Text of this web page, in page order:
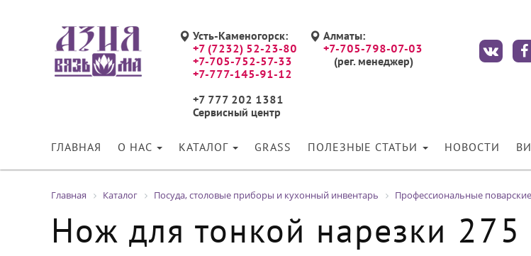
Усть-Каменогорск:
+7 (7232) 52-23-80
+7-705-752-57-33
+7-777-145-91-12
+7 777 202 1381
Сервисный центр
Алматы:
+7-705-798-07-03
(рег. менеджер)
ГЛАВНАЯ О НАС КАТАЛОГ GRASS ПОЛЕЗНЫЕ СТАТЬИ НОВОСТИ
Главная Каталог Посуда, столовые приборы и кухонный инвентарь Профессиональные
Нож для тонкой нарезки